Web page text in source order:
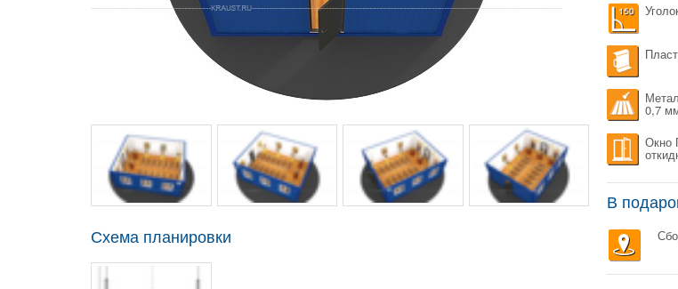
0,7
Окно
В
Схема планировки